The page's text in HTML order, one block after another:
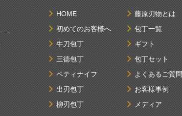
HOME
初めてのお客様へ
牛刀包丁
三徳包丁
ペティナイフ
出刃包丁
柳刃包丁
藤原刃物とは
包丁一覧
ギフト
包丁セット
よくあるご質問
お客様事例
メディア